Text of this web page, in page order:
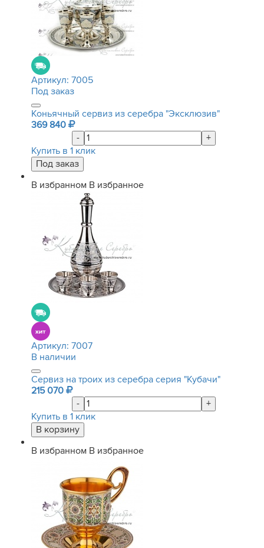
Артикул: 7005
Под заказ
Коньячный сервиз из серебра "Эксклюзив"
369 840
-
+
Купить в 1 клик
В избранном В избранное
Артикул: 7007
В наличии
Сервиз на троих из серебра серия "Кубачи"
215 070
-
+
Купить в 1 клик
В избранном В избранное